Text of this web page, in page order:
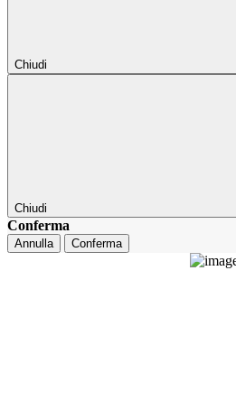
Chiudi
Chiudi
Conferma
Annulla Conferma